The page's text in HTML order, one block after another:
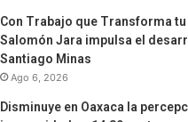
Con Trabajo que Transforma
Salomón Jara impulsa el
Santiago Minas
Ago 6, 2026
Disminuye en Oaxaca la